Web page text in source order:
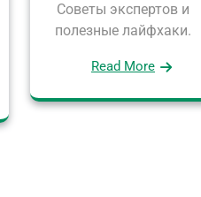
Советы экспертов и
полезные лайфхаки.
Read More